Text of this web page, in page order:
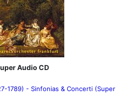
Audio CD
1789) - Sinfonias & Concerti (Super